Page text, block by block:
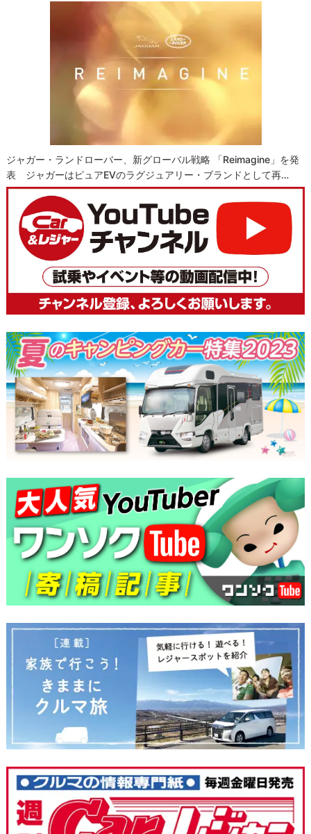
ジャガー・ランドローバー、新グローバル戦略 「Reimagine」を発
表 ジャガーはピュアEVのラグジュアリー・ブランドとして再…